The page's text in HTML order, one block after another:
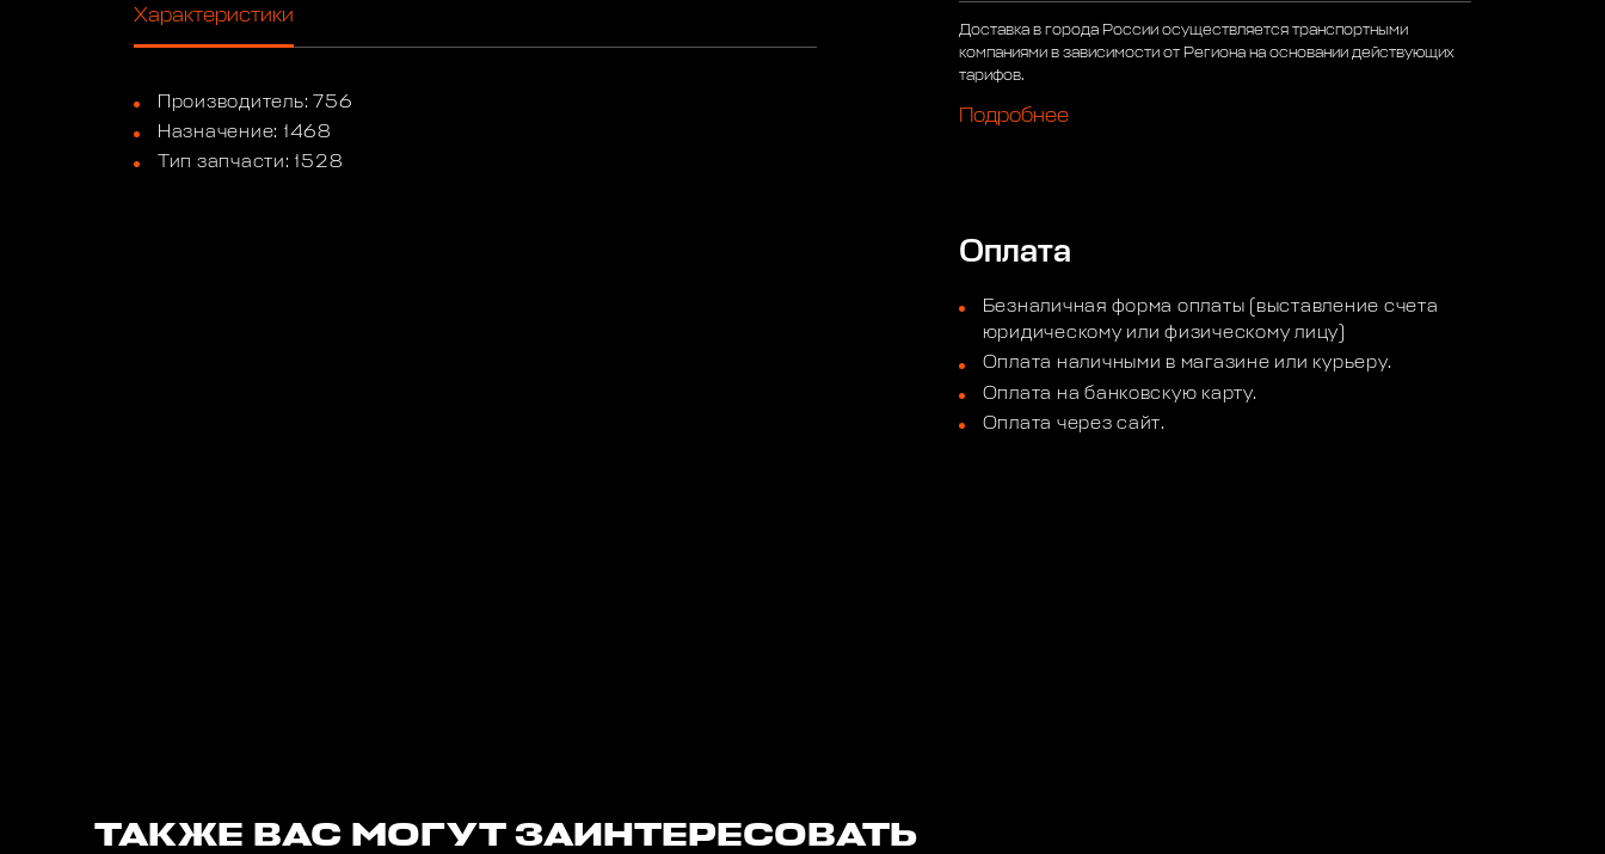
Характеристики
Производитель: 756
Назначение: 1468
Тип запчасти: 1528
Доставка в города России осуществляется транспортными
компаниями в зависимости от Региона на основании действующих
тарифов.
Подробнее
Оплата
Безналичная форма оплаты (выставление счета
юридическому или физическому лицу)
Оплата наличными в магазине или курьеру.
Оплата на банковскую карту.
Оплата через сайт.
ТАКЖЕ ВАС МОГУТ ЗАИНТЕРЕСОВАТЬ